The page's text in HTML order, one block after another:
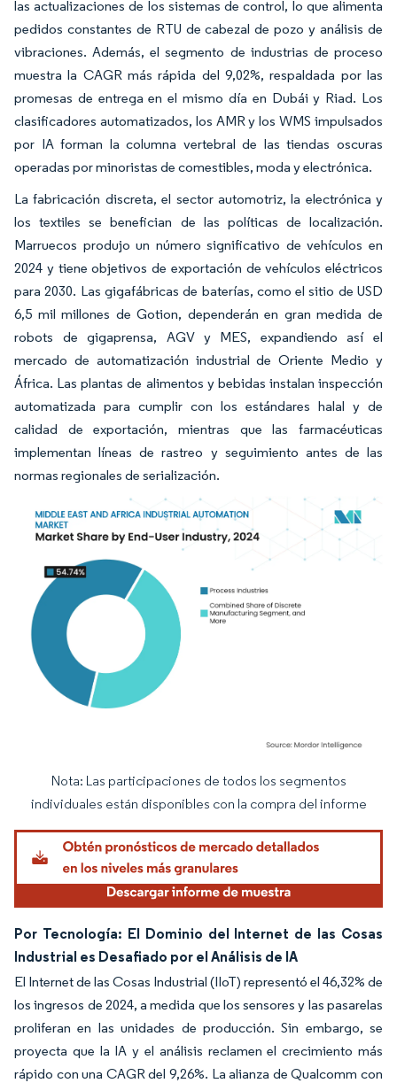
las actualizaciones de los sistemas de control, lo que alimenta
pedidos constantes de RTU de cabezal de pozo y análisis de
vibraciones. Además, el segmento de industrias de proceso
muestra la CAGR más rápida del 9,02%, respaldada por las
promesas de entrega en el mismo día en Dubái y Riad. Los
clasificadores automatizados, los AMR y los WMS impulsados
por IA forman la columna vertebral de las tiendas oscuras
operadas por minoristas de comestibles, moda y electrónica.
La fabricación discreta, el sector automotriz, la electrónica y
los textiles se benefician de las políticas de localización.
Marruecos produjo un número significativo de vehículos en
2024 y tiene objetivos de exportación de vehículos eléctricos
para 2030. Las gigafábricas de baterías, como el sitio de USD
6,5 mil millones de Gotion, dependerán en gran medida de
robots de gigaprensa, AGV y MES, expandiendo así el
mercado de automatización industrial de Oriente Medio y
África. Las plantas de alimentos y bebidas instalan inspección
automatizada para cumplir con los estándares halal y de
calidad de exportación, mientras que las farmacéuticas
implementan líneas de rastreo y seguimiento antes de las
normas regionales de serialización.
Imagen © Mordor Intelligence. El uso requiere atribución según CC BY 4.0.
Nota: Las participaciones de todos los segmentos
individuales están disponibles con la compra del informe
Por Tecnología: El Dominio del Internet de las Cosas
Industrial es Desafiado por el Análisis de IA
El Internet de las Cosas Industrial (IIoT) representó el 46,32% de
los ingresos de 2024, a medida que los sensores y las pasarelas
proliferan en las unidades de producción. Sin embargo, se
proyecta que la IA y el análisis reclamen el crecimiento más
rápido con una CAGR del 9,26%. La alianza de Qualcomm con